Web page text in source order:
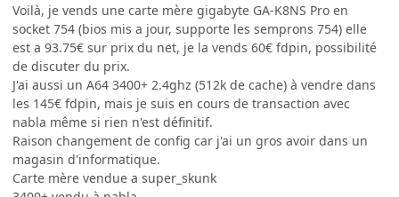
Voilà, je vends une carte mère gigabyte GA-K8NS Pro en
socket 754 (bios mis a jour, supporte les semprons 754) elle
est a 93.75€ sur prix du net, je la vends 60€ fdpin, possibilité
de discuter du prix.
J'ai aussi un A64 3400+ 2.4ghz (512k de cache) à vendre dans
les 145€ fdpin, mais je suis en cours de transaction avec
nabla même si rien n'est définitif.
Raison changement de config car j'ai un gros avoir dans un
magasin d'informatique.
Carte mère vendue a super_skunk